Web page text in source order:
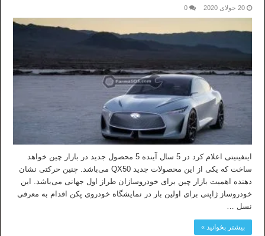
20 جولای 2020 0
اینفینیتی اعلام کرد در 5 سال آینده 5 محصول جدید در بازار چین خواهد
ساخت که یکی از این محصولات جدید QX50 می‌باشد. چنین حرکتی نشان
دهنده اهمیت بازار چین برای خودروسازان طراز اول جهانی می‌باشد. این
خودروساز ژاپنی برای اولین بار در نمایشگاه خودروی پکن اقدام به معرفی
نسل …
بیشتر بخوانید »